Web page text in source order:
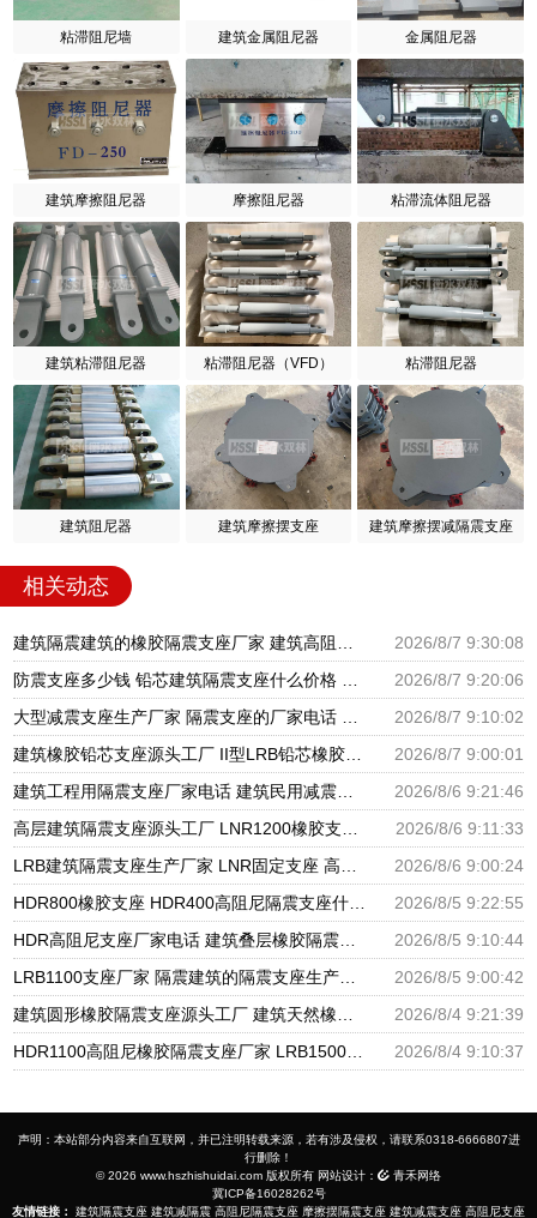
粘滞阻尼墙 建筑金属阻尼器 金属阻尼器
建筑摩擦阻尼器 摩擦阻尼器 粘滞流体阻尼器
建筑粘滞阻尼器 粘滞阻尼器（VFD） 粘滞阻尼器
建筑阻尼器 建筑摩擦摆支座 建筑摩擦摆减隔震支座
相关动态
2026/8/7 9:30:08
2026/8/7 9:20:06
2026/8/7 9:10:02
2026/8/7 9:00:01
2026/8/6 9:21:46
2026/8/6 9:11:33
2026/8/6 9:00:24
2026/8/5 9:22:55
2026/8/5 9:10:44
2026/8/5 9:00:42
2026/8/4 9:21:39
2026/8/4 9:10:37
声明：本站部分内容来自互联网，并已注明转载来源，若有涉及侵权，请联系0318-6666807进
行删除！
© 2026 www.hszhishuidai.com 版权所有 网站设计：
青禾网络
冀ICP备16028262号
友情链接：
建筑隔震支座 建筑减隔震 高阻尼隔震支座 摩擦摆隔震支座 建筑减震支座 高阻尼支座